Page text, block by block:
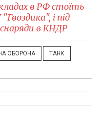
в РФ стоїть
і під
в КНДР
ОБОРОНА ТАНК